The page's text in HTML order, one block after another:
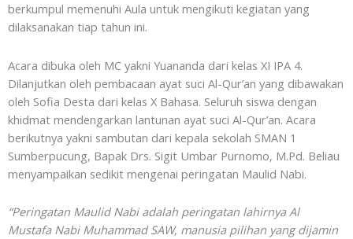
berkumpul memenuhi Aula untuk mengikuti kegiatan yang
dilaksanakan tiap tahun ini.
Acara dibuka oleh MC yakni Yuananda dari kelas XI IPA 4.
Dilanjutkan oleh pembacaan ayat suci Al-Qur’an yang dibawakan
oleh Sofia Desta dari kelas X Bahasa. Seluruh siswa dengan
khidmat mendengarkan lantunan ayat suci Al-Qur’an. Acara
berikutnya yakni sambutan dari kepala sekolah SMAN 1
Sumberpucung, Bapak Drs. Sigit Umbar Purnomo, M.Pd. Beliau
menyampaikan sedikit mengenai peringatan Maulid Nabi.
“Peringatan Maulid Nabi adalah peringatan lahirnya Al
Mustafa Nabi Muhammad SAW, manusia pilihan yang dijamin